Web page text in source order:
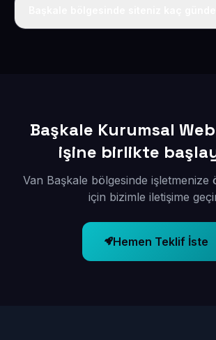
Başkale Kurumsal Web
işine birlikte
Van Başkale bölgesinde işletmenize
için bizimle iletişime
Hemen Teklif İste